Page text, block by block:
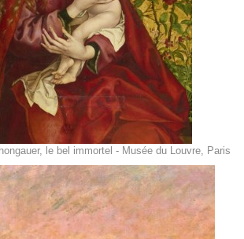
le bel immortel - Musée du Louvre, Paris